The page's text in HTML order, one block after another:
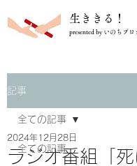
​生ききる！
presented by いのちプロ
記事
全ての記事
全ての記事
ラジオ番組「
2024年12月28日